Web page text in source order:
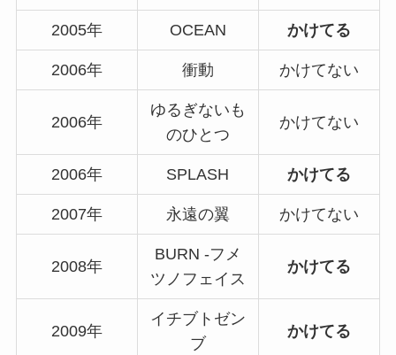
2005年 OCEAN かけてる
2006年 衝動 かけてない
2006年
ゆるぎないも
のひとつ
かけてない
2006年 SPLASH かけてる
2007年 永遠の翼 かけてない
2008年
BURN -フメ
ツノフェイス
かけてる
2009年
イチブトゼン
ブ
かけてる